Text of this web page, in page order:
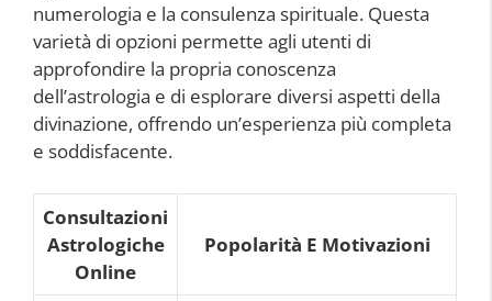
numerologia e la consulenza spirituale. Questa
varietà di opzioni permette agli utenti di
approfondire la propria conoscenza
dell’astrologia e di esplorare diversi aspetti della
divinazione, offrendo un’esperienza più completa
e soddisfacente.
Consultazioni
Astrologiche
Online
Popolarità E Motivazioni